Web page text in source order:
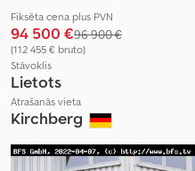
Fiksēta cena plus PVN
94 500 €96 900 €
(112 455 € bruto)
Stāvoklis
Lietots
Atrašanās vieta
Kirchberg